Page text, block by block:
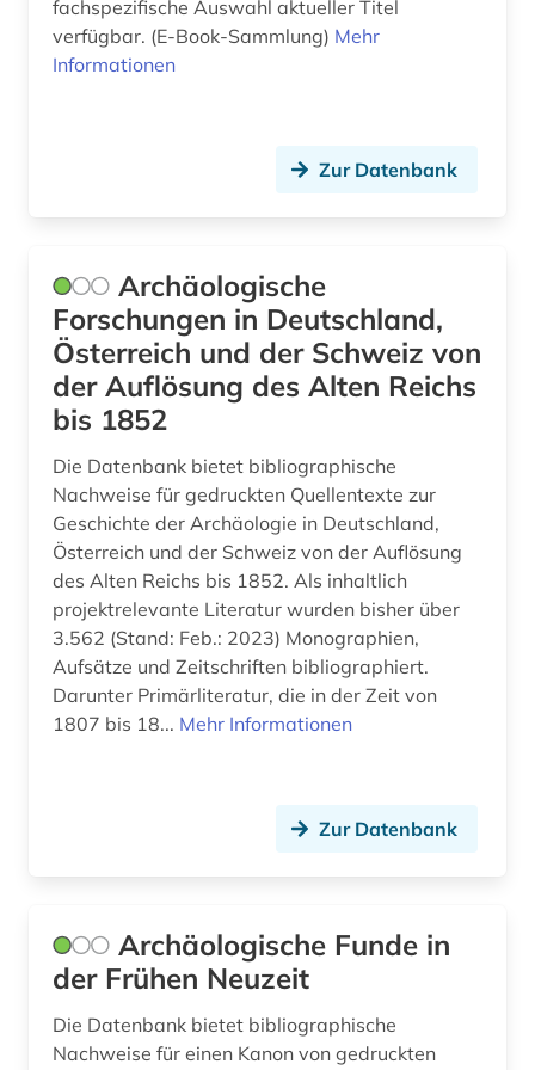
kurpfalz (1)
künste (1)
landschaft (2)
landschaftsarchitektur (2)
latein (8)
lehrbuch (1)
lexikon (1)
linguistische anthropologie (1)
literatur (5)
literaturwissenschaft (3)
malakologie (1)
malakozoologie (1)
malerei ästhetik (1)
fachspezifische Auswahl aktueller Titel
verfügbar. (E-Book-Sammlung) Mehr
Informationen
Zur Datenbank
Archäologische
Forschungen in Deutschland,
Österreich und der Schweiz von
der Auflösung des Alten Reichs
bis 1852
Die Datenbank bietet bibliographische
Nachweise für gedruckten Quellentexte zur
Geschichte der Archäologie in Deutschland,
Österreich und der Schweiz von der Auflösung
des Alten Reichs bis 1852. Als inhaltlich
projektrelevante Literatur wurden bisher über
3.562 (Stand: Feb.: 2023) Monographien,
Aufsätze und Zeitschriften bibliographiert.
Darunter Primärliteratur, die in der Zeit von
1807 bis 18... Mehr Informationen
Zur Datenbank
Archäologische Funde in
der Frühen Neuzeit
Die Datenbank bietet bibliographische
Nachweise für einen Kanon von gedruckten